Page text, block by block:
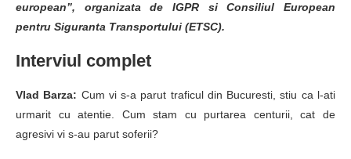
european”, organizata de IGPR si Consiliul European
pentru Siguranta Transportului (ETSC).
Interviul complet
Vlad Barza: Cum vi s-a parut traficul din Bucuresti, stiu ca l-ati
urmarit cu atentie. Cum stam cu purtarea centurii, cat de
agresivi vi s-au parut soferii?